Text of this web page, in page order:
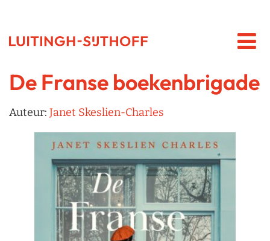
De Franse boekenbrigade
Auteur: Janet Skeslien-Charles